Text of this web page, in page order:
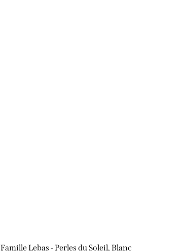
Famille Lebas - Perles du Soleil, Blanc